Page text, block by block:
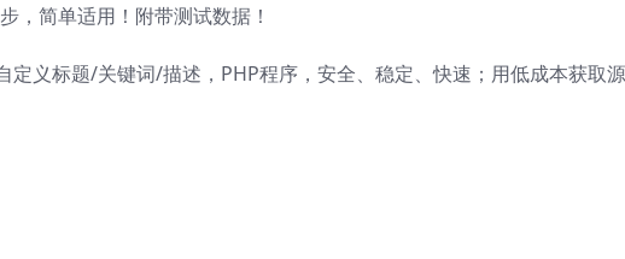
，简单适用！附带测试数据！
定义标题/关键词/描述，PHP程序，安全、稳定、快速；用低成本获取